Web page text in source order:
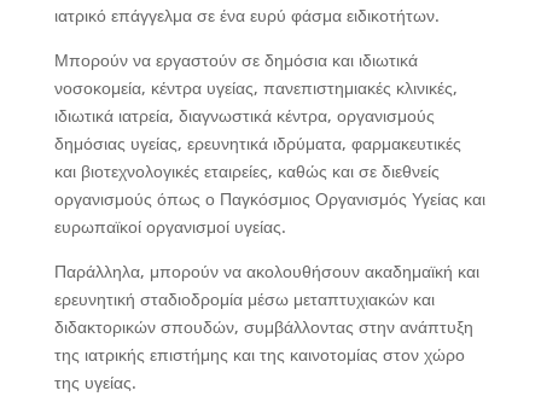
ιατρικό επάγγελμα σε ένα ευρύ φάσμα ειδικοτήτων.
Μπορούν να εργαστούν σε δημόσια και ιδιωτικά
νοσοκομεία, κέντρα υγείας, πανεπιστημιακές κλινικές,
ιδιωτικά ιατρεία, διαγνωστικά κέντρα, οργανισμούς
δημόσιας υγείας, ερευνητικά ιδρύματα, φαρμακευτικές
και βιοτεχνολογικές εταιρείες, καθώς και σε διεθνείς
οργανισμούς όπως ο Παγκόσμιος Οργανισμός Υγείας και
ευρωπαϊκοί οργανισμοί υγείας.
Παράλληλα, μπορούν να ακολουθήσουν ακαδημαϊκή και
ερευνητική σταδιοδρομία μέσω μεταπτυχιακών και
διδακτορικών σπουδών, συμβάλλοντας στην ανάπτυξη
της ιατρικής επιστήμης και της καινοτομίας στον χώρο
της υγείας.